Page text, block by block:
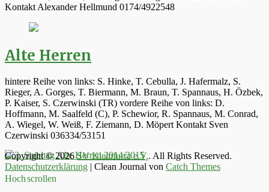
Kontakt Alexander Hellmund 0174/4922548
Alte Herren
hintere Reihe von links: S. Hinke, T. Cebulla, J. Hafermalz, S.
Rieger, A. Gorges, T. Biermann, M. Braun, T. Spannaus, H. Özbek,
P. Kaiser, S. Czerwinski (TR) vordere Reihe von links: D.
Hoffmann, M. Saalfeld (C), P. Schewior, R. Spannaus, M. Conrad,
A. Wiegel, W. Weiß, F. Ziemann, D. Möpert Kontakt Sven
Czerwinski 036334/53151
Copyright © 2026SV Kleinfurra e.V.. All Rights Reserved.
Datenschutzerklärung | Clean Journal von Catch Themes
Hoch scrollen